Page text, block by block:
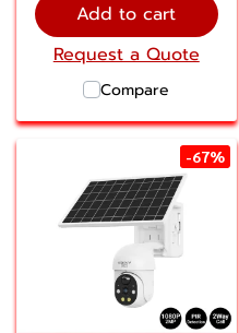
Add to cart
Request a Quote
Compare
-67%